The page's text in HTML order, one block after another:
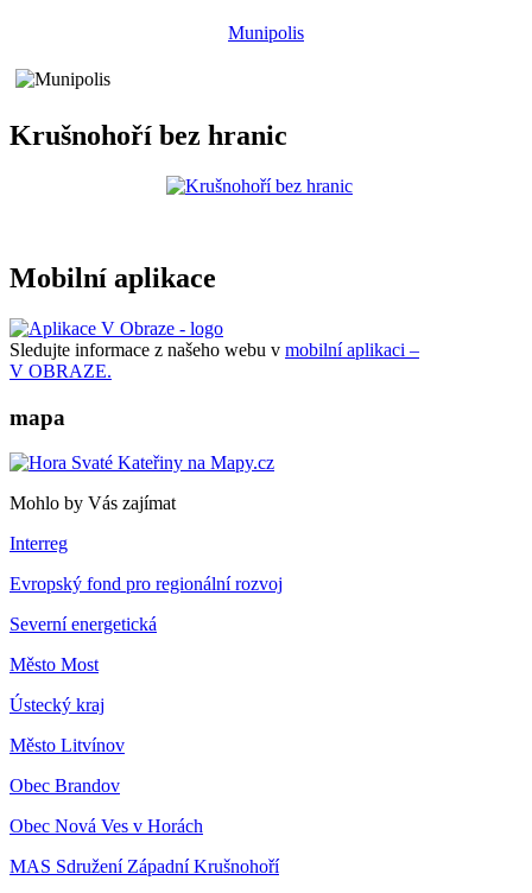
Munipolis
Krušnohoří bez hranic
Mobilní aplikace
Sledujte informace z našeho webu v mobilní aplikaci –
V OBRAZE.
mapa
Mohlo by Vás zajímat
Interreg
Evropský fond pro regionální rozvoj
Severní energetická
Město Most
Ústecký kraj
Město Litvínov
Obec Brandov
Obec Nová Ves v Horách
MAS Sdružení Západní Krušnohoří